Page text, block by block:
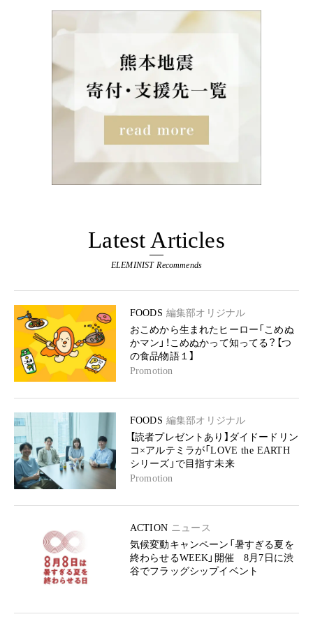
Latest Articles
ELEMINIST Recommends
FOODS 編集部オリジナル
おこめから生まれたヒーロー「こめぬ
かマン」！こめぬかって知ってる？【つ
の食品物語１】
Promotion
FOODS 編集部オリジナル
【読者プレゼントあり】ダイドードリン
コ×アルテミラが「LOVE the EARTH
シリーズ」で目指す未来
Promotion
ACTION ニュース
気候変動キャンペーン「暑すぎる夏を
終わらせるWEEK」開催 8月7日に渋
谷でフラッグシップイベント